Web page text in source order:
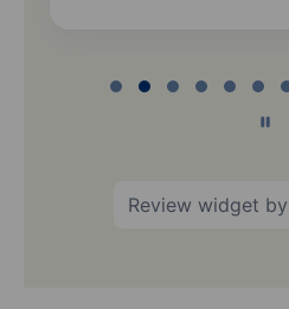
Review widget by